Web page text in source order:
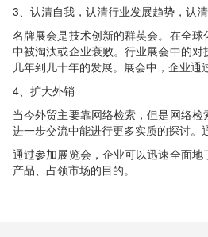
3、认清自我，认清行业发展趋势，认清
名牌展会是技术创新的群英会。在全
中被淘汰或企业衰败。行业展会中的
几年到几十年的发展。展会中，企业
4、扩大外销
当今外贸主要靠网络检索，但是网络
进一步交流中能进行更多实质的探讨
通过参加展览会，企业可以迅速全面
产品、占领市场的目的。